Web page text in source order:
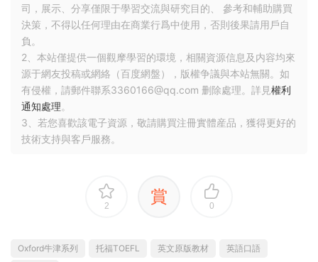
司，展示、分享僅限于學習交流與研究目的、 參考和輔助購買
決策，不得以任何理由在商業行爲中使用，否則後果請用戶自
負。
2、本站僅提供一個觀摩學習的環境，相關資源信息及内容均來
源于網友投稿或網絡（百度網盤），版權争議與本站無關。如
有侵權，請郵件聯系3360166@qq.com 删除處理。詳見權利
通知處理。
3、若您喜歡該電子資源，敬請購買注冊實體産品，獲得更好的
技術支持與客戶服務。
2 賞 0
Oxford牛津系列 托福TOEFL 英文原版教材
英語口語